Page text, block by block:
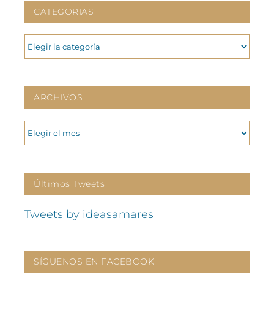
CATEGORIAS
CATEGORIAS
ARCHIVOS
ARCHIVOS
Últimos Tweets
Tweets by ideasamares
SÍGUENOS EN FACEBOOK